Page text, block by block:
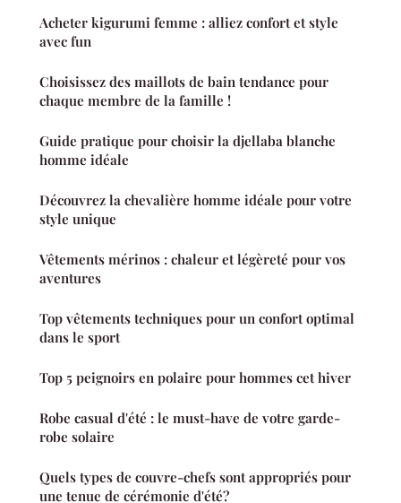
Acheter kigurumi femme : alliez confort et style
avec fun
Choisissez des maillots de bain tendance pour
chaque membre de la famille !
Guide pratique pour choisir la djellaba blanche
homme idéale
Découvrez la chevalière homme idéale pour votre
style unique
Vêtements mérinos : chaleur et légèreté pour vos
aventures
Top vêtements techniques pour un confort optimal
dans le sport
Top 5 peignoirs en polaire pour hommes cet hiver
Robe casual d'été : le must-have de votre garde-
robe solaire
Quels types de couvre-chefs sont appropriés pour
une tenue de cérémonie d'été?